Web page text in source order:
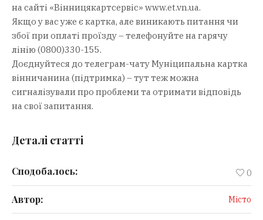
на сайті «Вінницякартсервіс» www.et.vn.ua.
Якщо у вас уже є картка, але виникають питання чи
збої при оплаті проїзду – телефонуйте на гарячу
лінію (0800)330-155.
Доєднуйтеся до телеграм-чату Муніципальна картка
вінничанина (підтримка) – тут теж можна
сигналізували про проблеми та отримати відповідь
на свої запитання.
Деталі статті
Сподобалось: 0
Автор: Місто